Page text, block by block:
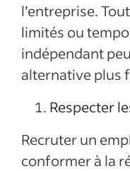
l’entreprise.
limités ou
indépendant
alternative plus
Respecter
Recruter un
conformer à la